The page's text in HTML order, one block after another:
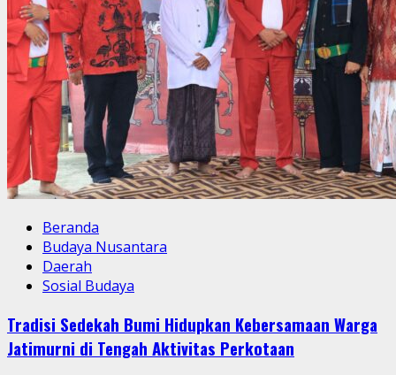
Beranda
Budaya Nusantara
Daerah
Sosial Budaya
Tradisi Sedekah Bumi Hidupkan Kebersamaan Warga
Jatimurni di Tengah Aktivitas Perkotaan